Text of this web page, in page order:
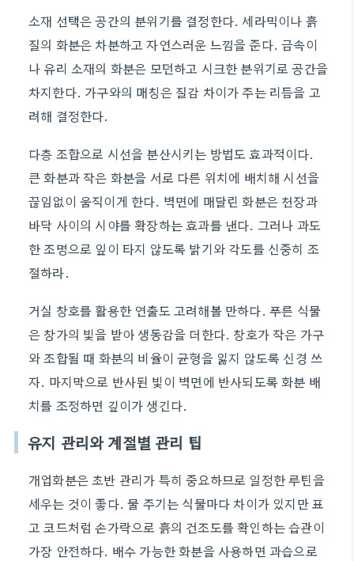
소재 선택은 공간의 분위기를 결정한다. 세라믹이나 흙
질의 화분은 차분하고 자연스러운 느낌을 준다. 금속이
나 유리 소재의 화분은 모던하고 시크한 분위기로 공간을
차지한다. 가구와의 매칭은 질감 차이가 주는 리듬을 고
려해 결정한다.
다층 조합으로 시선을 분산시키는 방법도 효과적이다.
큰 화분과 작은 화분을 서로 다른 위치에 배치해 시선을
끊임없이 움직이게 한다. 벽면에 매달린 화분은 천장과
바닥 사이의 시야를 확장하는 효과를 낸다. 그러나 과도
한 조명으로 잎이 타지 않도록 밝기와 각도를 신중히 조
절하라.
거실 창호를 활용한 연출도 고려해볼 만하다. 푸른 식물
은 창가의 빛을 받아 생동감을 더한다. 창호가 작은 가구
와 조합될 때 화분의 비율이 균형을 잃지 않도록 신경 쓰
자. 마지막으로 반사된 빛이 벽면에 반사되도록 화분 배
치를 조정하면 깊이가 생긴다.
유지 관리와 계절별 관리 팁
개업화분은 초반 관리가 특히 중요하므로 일정한 루틴을
세우는 것이 좋다. 물 주기는 식물마다 차이가 있지만 표
고 코드처럼 손가락으로 흙의 건조도를 확인하는 습관이
가장 안전하다. 배수 가능한 화분을 사용하면 과습으로